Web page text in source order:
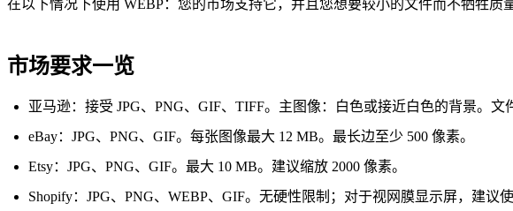
在以下情况下使用 WEBP：您的市场支持它，并且您想要较小的文件而不牺牲质
市场要求一览
亚马逊：接受 JPG、PNG、GIF、TIFF。主图像：白色或接近白色的背景。文
eBay：JPG、PNG、GIF。每张图像最大 12 MB。最长边至少 500 像素。
Etsy：JPG、PNG、GIF。最大 10 MB。建议缩放 2000 像素。
Shopify：JPG、PNG、WEBP、GIF。无硬性限制；对于视网膜显示屏，建议使